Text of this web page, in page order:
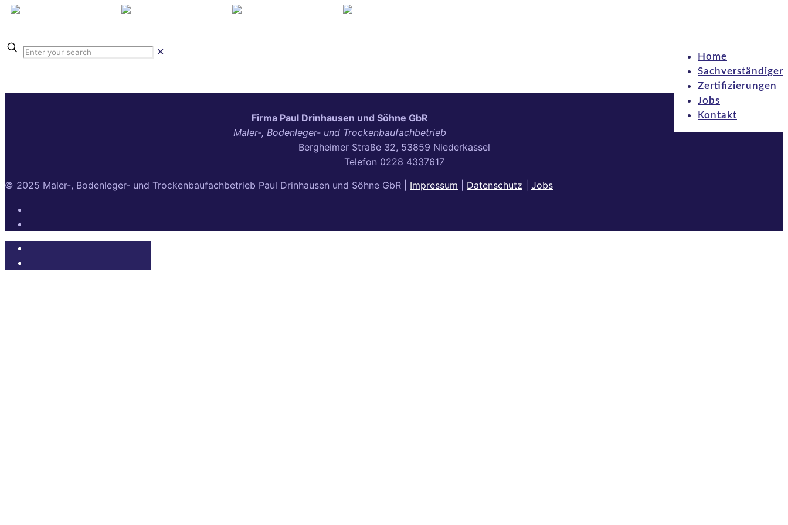
Home
Sach­ver­stän­di­ger
Zer­ti­fi­zie­run­gen
Jobs
Kon­takt
✕
Fir­ma Paul Drin­hau­sen und Söh­ne GbR
Maler‑, Boden­le­ger- und Trockenbaufachbetrieb
Berg­hei­mer Stra­ße 32, 53859 Niederkassel
Tele­fon 0228 4337617
© 2025 Maler-, Bodenleger- und Trockenbaufachbetrieb Paul Drinhausen und Söhne GbR | Impressum Datenschutz Jobs